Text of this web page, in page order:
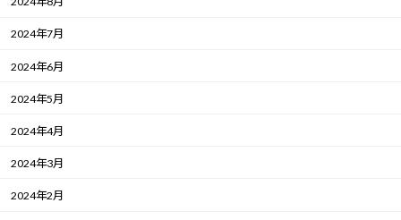
2024年7月
2024年6月
2024年5月
2024年4月
2024年3月
2024年2月